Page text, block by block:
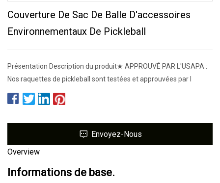
Couverture De Sac De Balle D'accessoires
Environnementaux De Pickleball
Présentation Description du produit★ APPROUVÉ PAR L'USAPA :
Nos raquettes de pickleball sont testées et approuvées par l
Envoyez-Nous
Overview
Informations de base.